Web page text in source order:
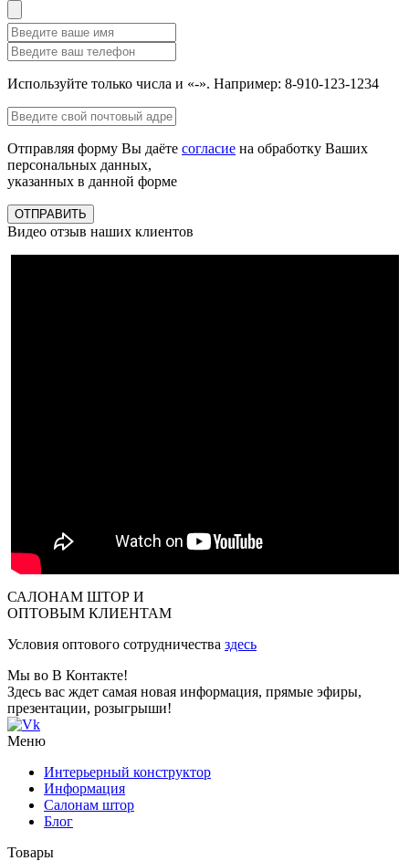
Используйте только числа и «-». Например: 8-910-123-1234
Отправляя форму Вы даёте согласие на обработку Ваших
персональных данных,
указанных в данной форме
ОТПРАВИТЬ
Видео отзыв наших клиентов
САЛОНАМ ШТОР И
ОПТОВЫМ КЛИЕНТАМ
Условия оптового сотрудничества здесь
Мы во В Контакте!
Здесь вас ждет самая новая информация, прямые эфиры,
презентации, розыгрыши!
Меню
Интерьерный конструктор
Информация
Салонам штор
Блог
Товары